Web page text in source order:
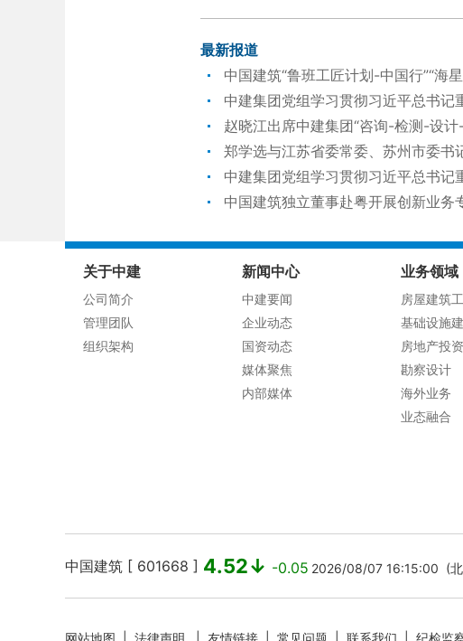
最新报道
中国建筑“鲁班工匠计划-中国行”“海
中建集团党组学习贯彻习近平总书记
赵晓江出席中建集团“咨询-检测-设
郑学选与江苏省委常委、苏州市委
中建集团党组学习贯彻习近平总书记
中国建筑独立董事赴粤开展创新业务
关于中建
公司简介
管理团队
组织架构
新闻中心
中建要闻
企业动态
国资动态
媒体聚焦
内部媒体
业务领域
房屋建筑
基础设施
房地产投
勘察设计
海外业务
业态融合
中国建筑 [ 601668 ] 4.52↓ -0.05 2026/08/07 16:15:00 (北
网站地图 法律声明 友情链接 常见问题 联系我们 纪检监